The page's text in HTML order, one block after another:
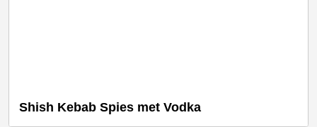
Shish Kebab Spies met Vodka